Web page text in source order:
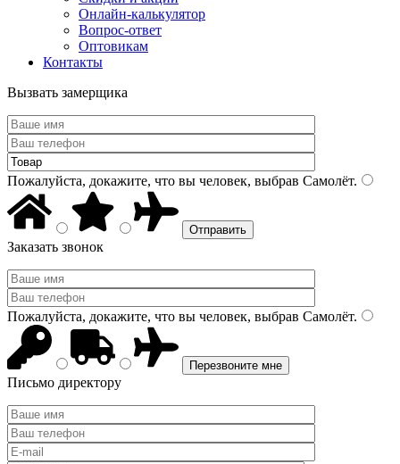
Онлайн-калькулятор
Вопрос-ответ
Оптовикам
Контакты
Вызвать замерщика
Пожалуйста, докажите, что вы человек, выбрав Самолёт.
Заказать звонок
Пожалуйста, докажите, что вы человек, выбрав Самолёт.
Письмо директору